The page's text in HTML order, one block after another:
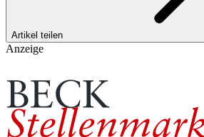
Artikel teilen
Anzeige